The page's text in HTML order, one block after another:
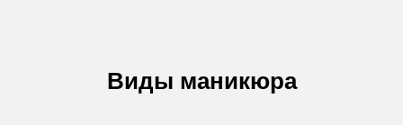
Виды маникюра